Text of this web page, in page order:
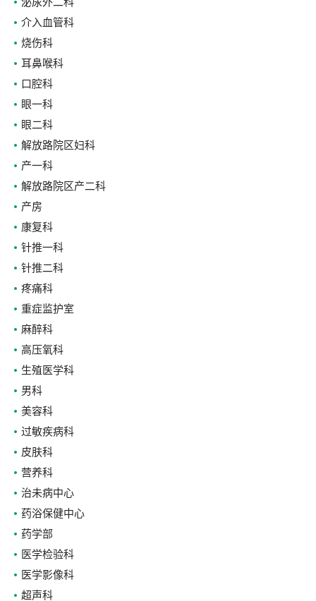
介入血管科
烧伤科
耳鼻喉科
口腔科
眼一科
眼二科
解放路院区妇科
产一科
解放路院区产二科
产房
康复科
针推一科
针推二科
疼痛科
重症监护室
麻醉科
高压氧科
生殖医学科
男科
美容科
过敏疾病科
皮肤科
营养科
治未病中心
药浴保健中心
药学部
医学检验科
医学影像科
超声科